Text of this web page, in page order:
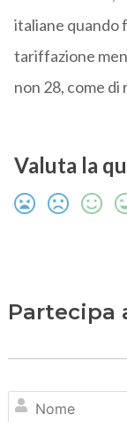
italiane quando
tariffazione
non 28, come
Valuta la
Partecipa